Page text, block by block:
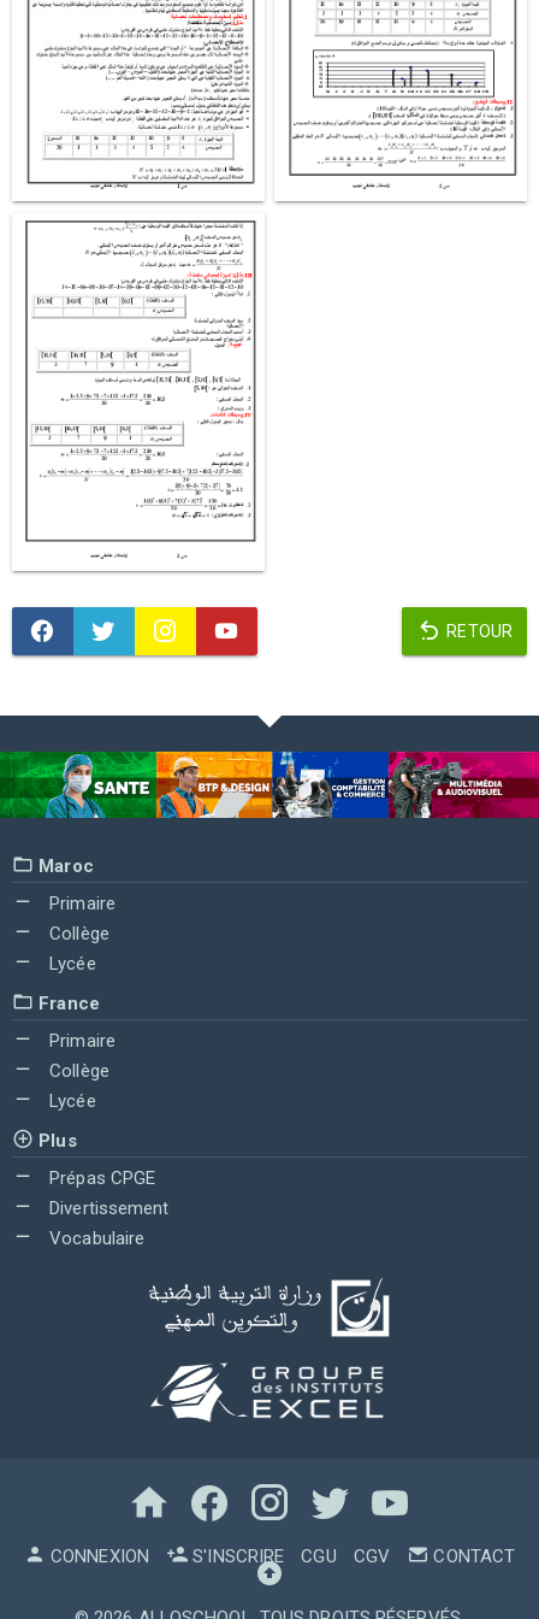
RETOUR
Maroc
Primaire
Collège
Lycée
France
Primaire
Collège
Lycée
Plus
Prépas CPGE
Divertissement
Vocabulaire
CONNEXION S'INSCRIRE CGU CGV CONTACT